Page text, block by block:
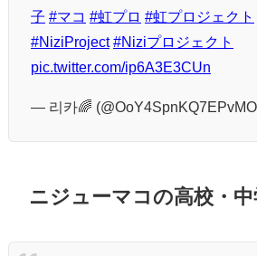
子 #マコ #虹プロ #虹プロジェクト
#NiziProject #Niziプロジェクト
pic.twitter.com/ip6A3E3CUn
— 리카🌈
ニジューマコの高校・